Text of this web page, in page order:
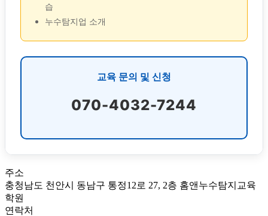
습
누수탐지업 소개
교육 문의 및 신청
070-4032-7244
주소
충청남도 천안시 동남구 통정12로 27, 2층 홈앤누수탐지교육
학원
연락처